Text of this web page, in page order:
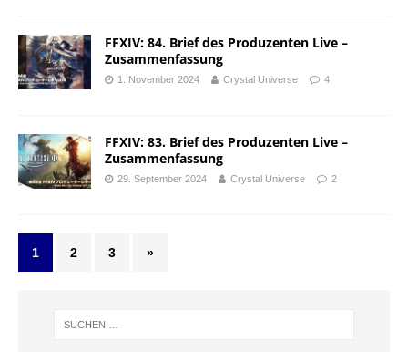
FFXIV: 84. Brief des Produzenten Live –
Zusammenfassung
1. November 2024 Crystal Universe 4
FFXIV: 83. Brief des Produzenten Live –
Zusammenfassung
29. September 2024 Crystal Universe 2
1 2 3 »